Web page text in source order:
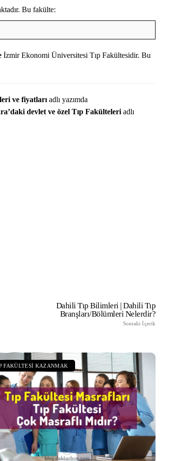
Bu fakülte:
İzmir Ekonomi Üniversitesi Tıp Fakültesidir. Bu
ve fiyatlarıadlı yazımda
devlet ve özel Tıp Fakülteleriadlı
Dahili Tıp Bilimleri | Dahili Tıp
Branşları/Bölümleri Nelerdir?
Sonraki İçerik
FAKÜLTESI KAZANMAK